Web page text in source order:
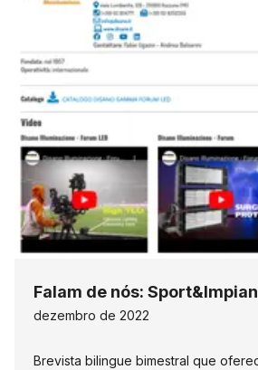
Falam de nós:
dezembro de 2022
Brevista bilingue bimestral que